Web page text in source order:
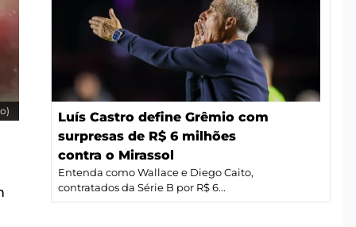
Luís Castro define Grêmio com
surpresas de R$ 6 milhões
contra o Mirassol
Entenda como Wallace e Diego Caito,
contratados da Série B por R$ 6...